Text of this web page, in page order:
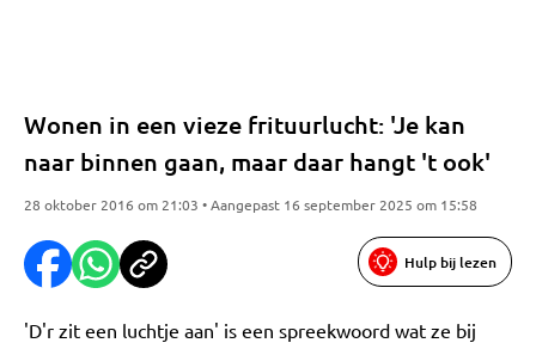
Wonen in een vieze frituurlucht: 'Je kan
naar binnen gaan, maar daar hangt 't ook'
28 oktober 2016 om 21:03 • Aangepast 16 september 2025 om 15:58
Hulp bij lezen
'D'r zit een luchtje aan' is een spreekwoord wat ze bij